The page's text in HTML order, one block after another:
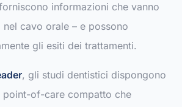
informazioni che vanno
cavo orale – e possono
gli esiti dei trattamenti.
, gli studi dentistici dispongono
point-of-care compatto che